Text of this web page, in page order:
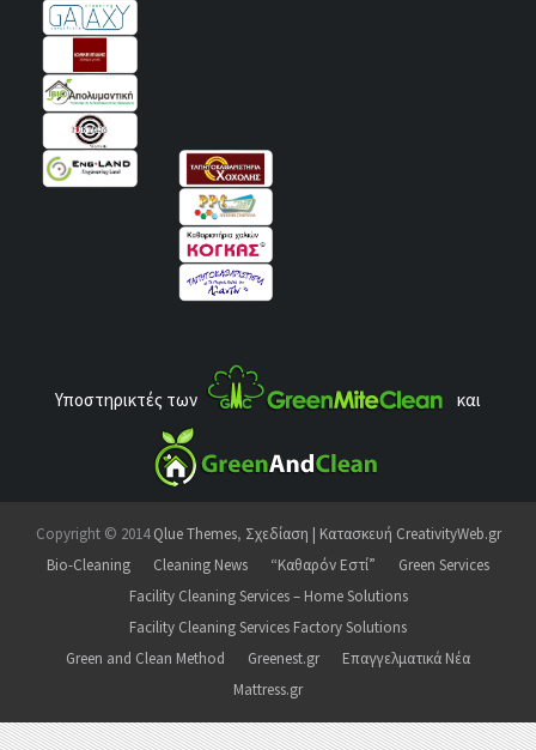
Υποστηρικτές των και
Copyright © 2014Qlue Themes, Σχεδίαση | Κατασκευή CreativityWeb.gr
Bio-Cleaning
Cleaning News “Καθαρόν Εστί”
Green Services
Facility Cleaning Services – Home Solutions
Facility Cleaning Services Factory Solutions
Green and Clean Method
Greenest.gr
Επαγγελματικά Νέα
Mattress.gr